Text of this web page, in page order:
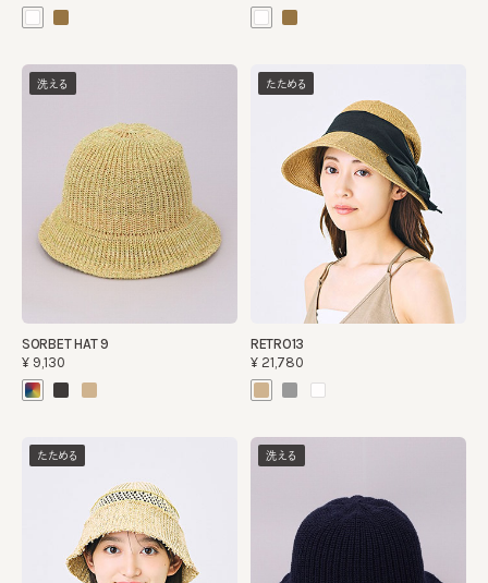
洗える
SORBET HAT 9
¥9,130
たためる
RETRO13
¥21,780
たためる 洗える